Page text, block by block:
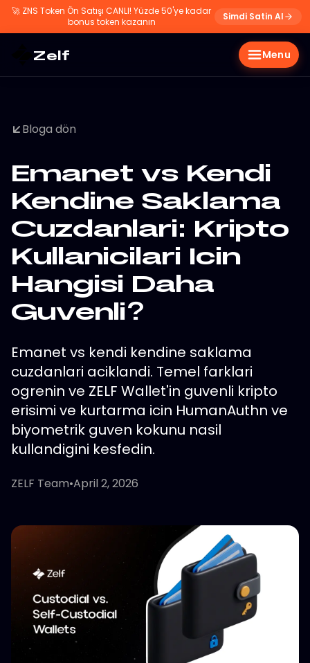
🚀 ZNS Token Ön Satışı CANLI! Yüzde 50'ye kadar
bonus token kazanın
Simdi Satin Al
Zelf Menu
Bloga dön
Emanet vs Kendi
Kendine Saklama
Cuzdanlari: Kripto
Kullanicilari Icin
Hangisi Daha
Guvenli?
Emanet vs kendi kendine saklama
cuzdanlari aciklandi. Temel farklari
ogrenin ve ZELF Wallet'in guvenli kripto
erisimi ve kurtarma icin HumanAuthn ve
biyometrik guven kokunu nasil
kullandigini kesfedin.
ZELF Team•April 2, 2026